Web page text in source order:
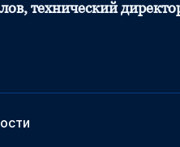
технический